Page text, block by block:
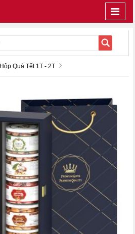
Hộp Quà Tết 1T - 2T